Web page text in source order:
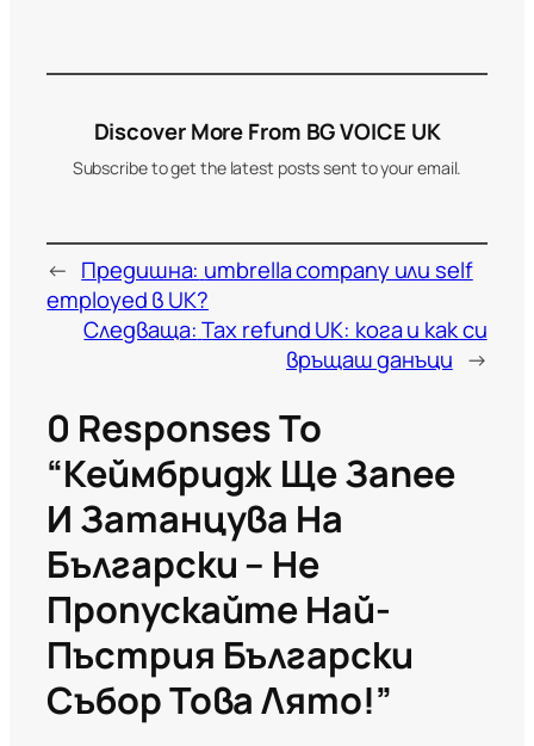
Discover More From BG VOICE UK
Subscribe to get the latest posts sent to your email.
← Предишна: umbrella company или self
employed в UK?
Следваща: Tax refund UK: кога и как си
връщаш данъци →
0 Responses To
“Кеймбридж Ще Запее
И Затанцува На
Български – Не
Пропускайте Най-
Пъстрия Български
Събор Това Лято!”